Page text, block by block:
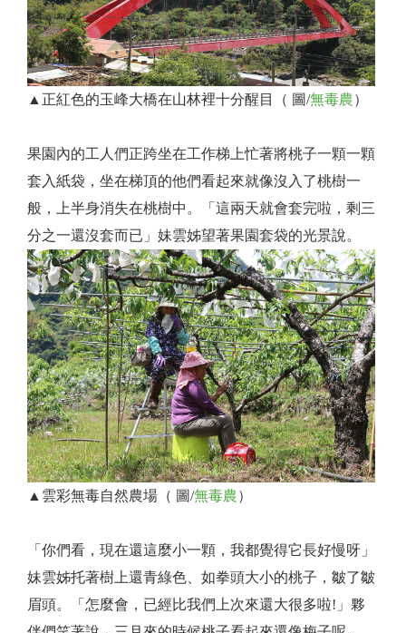
▲正紅色的玉峰大橋在山林裡十分醒目（ 圖/無毒農）
果園內的工人們正跨坐在工作梯上忙著將桃子一顆一顆
套入紙袋，坐在梯頂的他們看起來就像沒入了桃樹一
般，上半身消失在桃樹中。「這兩天就會套完啦，剩三
分之一還沒套而已」妹雲姊望著果園套袋的光景說。
▲雲彩無毒自然農場（ 圖/無毒農）
「你們看，現在還這麼小一顆，我都覺得它長好慢呀」
妹雲姊托著樹上還青綠色、如拳頭大小的桃子，皺了皺
眉頭。「怎麼會，已經比我們上次來還大很多啦!」夥